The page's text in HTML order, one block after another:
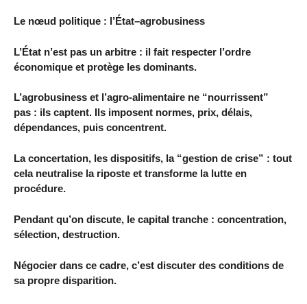
Le nœud politique : l’État–agrobusiness
L’État n’est pas un arbitre : il fait respecter l’ordre
économique et protège les dominants.
L’agrobusiness et l’agro-alimentaire ne “nourrissent”
pas : ils captent. Ils imposent normes, prix, délais,
dépendances, puis concentrent.
La concertation, les dispositifs, la “gestion de crise” : tout
cela neutralise la riposte et transforme la lutte en
procédure.
Pendant qu’on discute, le capital tranche : concentration,
sélection, destruction.
Négocier dans ce cadre, c’est discuter des conditions de
sa propre disparition.